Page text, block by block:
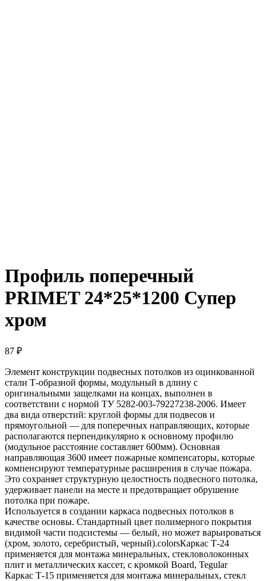
Профиль поперечный
PRIMET 24*25*1200 Супер
хром
87 ₽
Элемент конструкции подвесных потолков из оцинкованной
стали Т-образной формы, модульный в длину с
оригинальными защелками на концах, выполнен в
соответствии с нормой ТУ 5282-003-79227238-2006. Имеет
два вида отверстий: круглой формы для подвесов и
прямоугольной — для поперечных направляющих, которые
располагаются перпендикулярно к основному профилю
(модульное расстояние составляет 600мм). Основная
направляющая 3600 имеет пожарные компенсаторы, которые
компенсируют температурные расширения в случае пожара.
Это сохраняет структурную целостность подвесного потолка,
удерживает панели на месте и предотвращает обрушение
потолка при пожаре.
Используется в создании каркаса подвесных потолков в
качестве основы. Стандартный цвет полимерного покрытия
видимой части подсистемы — белый, но может варьироваться
(хром, золото, серебристый, черный).colorsКаркас Т-24
применяется для монтажа минеральных, стекловолоконных
плит и металлических кассет, с кромкой Board, Tegular
Каркас Т-15 применяется для монтажа минеральных, стекл